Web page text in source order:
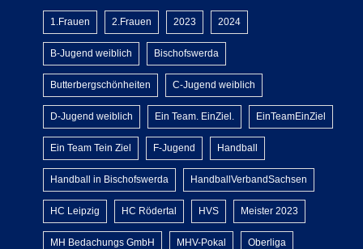
1.Frauen 2.Frauen 2023 2024
B-Jugend weiblich Bischofswerda
Butterbergschönheiten C-Jugend weiblich
D-Jugend weiblich Ein Team. EinZiel. EinTeamEinZiel
Ein Team Tein Ziel F-Jugend Handball
Handball in Bischofswerda HandballVerbandSachsen
HC Leipzig HC Rödertal HVS Meister 2023
MH Bedachungs GmbH MHV-Pokal Oberliga